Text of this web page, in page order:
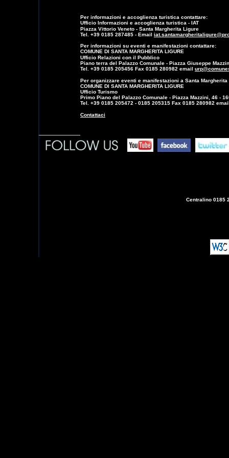
Per informazioni e accoglienza turistica contattare:
Ufficio Informazioni e accoglienza turistica - IAT
Piazza Vittorio Veneto - Santa Margherita Ligure
Tel. +39 0185 287485 - Email
Per informazioni su eventi e manifestazioni contattare:
COMUNE DI SANTA MARGHERITA LIGURE
Ufficio Relazioni con il Pubblico
Piano terra del Palazzo Comunale - Piazza Giuseppe
Tel. +39 0185 205456 Fax 0185 280982 email
Per organizzare eventi e manifestazioni a Santa
COMUNE DI SANTA MARGHERITA LIGURE
Ufficio Turismo
Primo Piano del Palazzo Comunale - Piazza Mazzini, 46 -
Tel. +39 0185 205472 - 0185 205315 Fax 0185 280982
Contattaci
Centralino 0185